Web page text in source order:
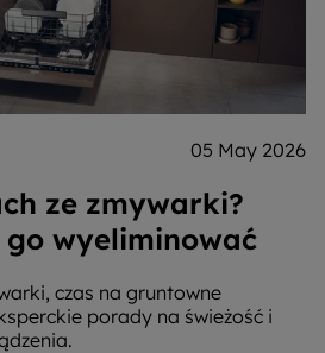
05 May 2026
ze zmywarki?
wyeliminować
czas na gruntowne
porady na świeżość i